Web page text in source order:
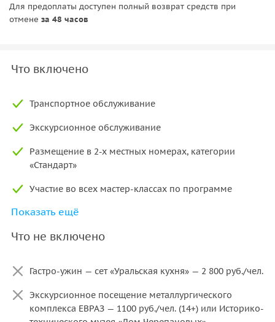
Для предоплаты доступен полный возврат средств при
отмене за 48 часов
Что включено
Транспортное обслуживание
Экскурсионное обслуживание
Размещение в 2-х местных номерах, категории
«Стандарт»
Участие во всех мастер-классах по программе
Входные билеты, по программе тура (кроме
день)
«Уральская кухня» в 1 день)
Подарки, сувениры
Показать ещё
Что не включено
Гастро-ужин — сет «Уральская кухня» — 2 800 руб./чел.
Экскурсионное посещение металлургического
комплекса ЕВРАЗ — 1100 руб./чел. (14+) или Историко-